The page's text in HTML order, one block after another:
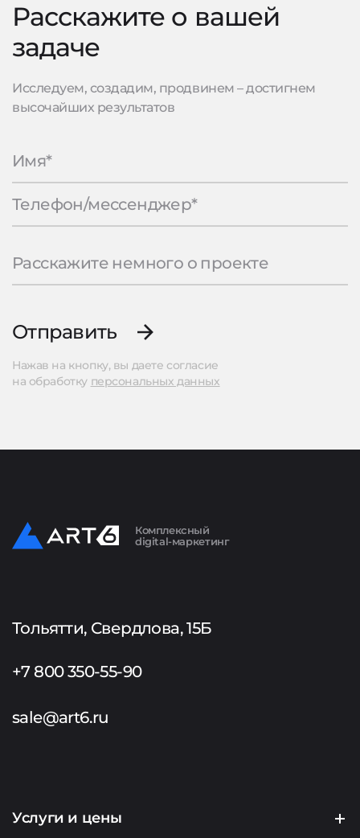
Расскажите о вашей
задаче
Исследуем, создадим, продвинем – достигнем
высочайших результатов
Отправить
Нажав на кнопку, вы даете согласие
на обработку персональных данных
Комплексный
digital-маркетинг
Тольятти, Свердлова, 15Б
+7 800 350-55-90
sale@art6.ru
Услуги и цены